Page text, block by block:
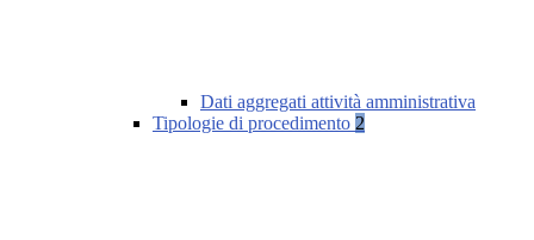
Dati aggregati attività amministrativa
Tipologie di procedimento 2